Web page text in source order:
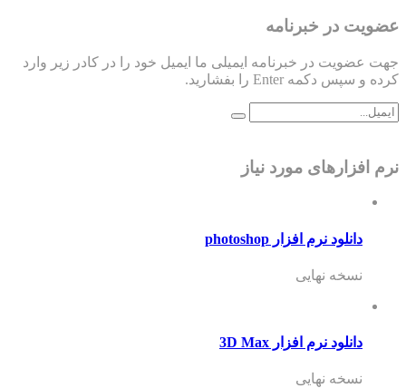
عضویت در خبرنامه
جهت عضویت در خبرنامه ایمیلی ما ایمیل خود را در کادر زیر وارد
کرده و سپس دکمه Enter را بفشارید.
نرم افزارهای مورد نیاز
دانلود نرم افزار photoshop
نسخه نهایی
دانلود نرم افزار 3D Max
نسخه نهایی